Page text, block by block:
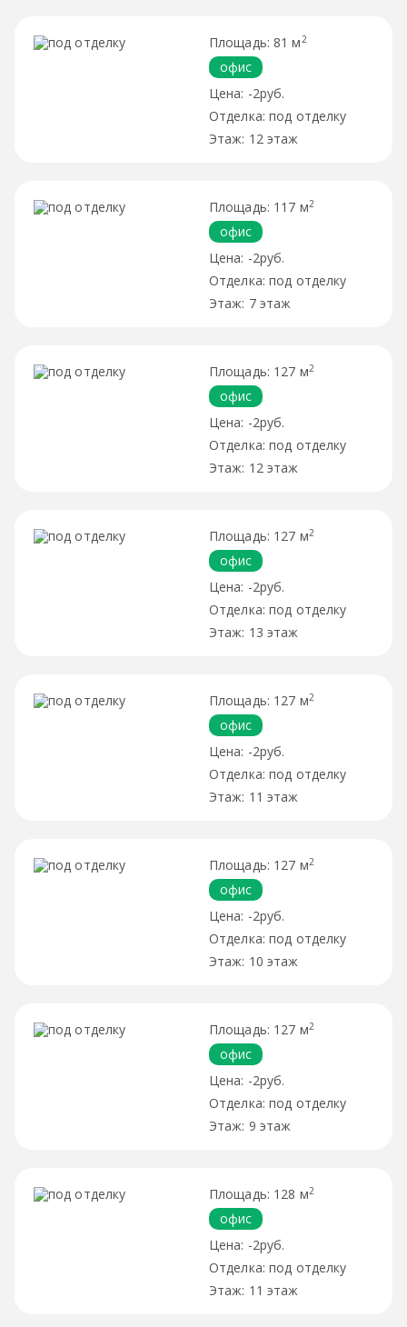
81 м 2
офис
-2руб.
под отделку
12 этаж
117 м2
офис
-2руб.
под отделку
7 этаж
127 м2
офис
-2руб.
под отделку
12 этаж
127 м2
офис
-2руб.
под отделку
13 этаж
127 м2
офис
-2руб.
под отделку
11 этаж
127 м2
офис
-2руб.
под отделку
10 этаж
127 м2
офис
-2руб.
под отделку
9 этаж
128 м2
офис
-2руб.
под отделку
11 этаж